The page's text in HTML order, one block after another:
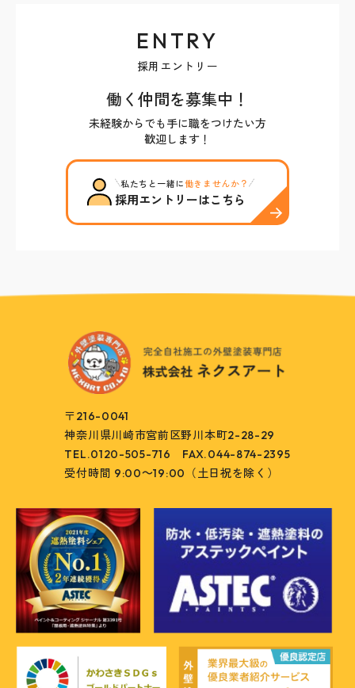
ENTRY
採用エントリー
働く仲間を募集中！
未経験からでも手に職をつけたい方
歓迎します！
私たちと一緒に働きませんか？
採用エントリーはこちら
〒216-0041
神奈川県川崎市宮前区野川本町2-28-29
TEL.0120-505-716 FAX.044-874-2395
受付時間 9:00～19:00（土日祝を除く）